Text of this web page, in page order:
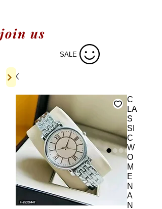
join us
SALE
C
LA
S
SI
C
W
O
M
E
N
A
N